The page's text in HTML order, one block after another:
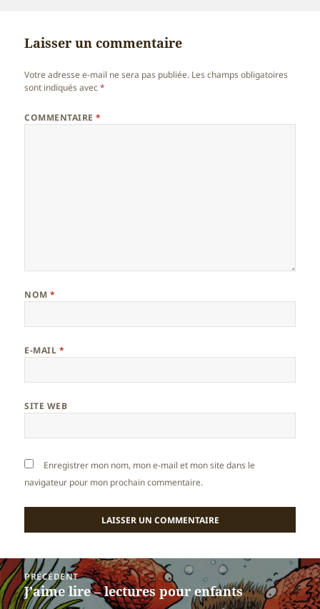
Laisser un commentaire
Votre adresse e-mail ne sera pas publiée. Les champs obligatoires
sont indiqués avec*
COMMENTAIRE*
NOM*
E-MAIL *
SITE WEB
Enregistrer mon nom, mon e-mail et mon site dans le
navigateur pour mon prochain commentaire.
Navigation
de
l’article
PRÉCÉDENT
Article
J’aime lire – lectures pour enfants